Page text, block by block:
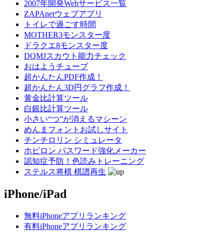
2007年開発Webサービス一覧
ZAPAnetウェブアプリ
トイレで過ごす時間
MOTHER3モンスター度
ドラクエ8モンスター度
DQMJスカウト能力チェック
おはようチューブ
超かんたんPDF作成！
超かんたん3D円グラフ作成！
黄金比計算ツール
白銀比計算ツール
小さい“つ”が消えるマシーン
めんまフォントお試しサイト
チンチロリン シミュレータ
ホビロン パスワード強化メーカー
認知症予防！色読みトレーニング
ステルス将棋 棋譜再生
iPhone/iPad
無料iPhoneアプリランキング
有料iPhoneアプリランキング